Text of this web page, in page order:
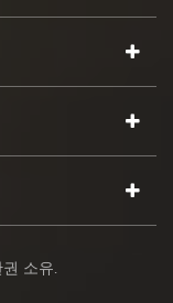
소유.